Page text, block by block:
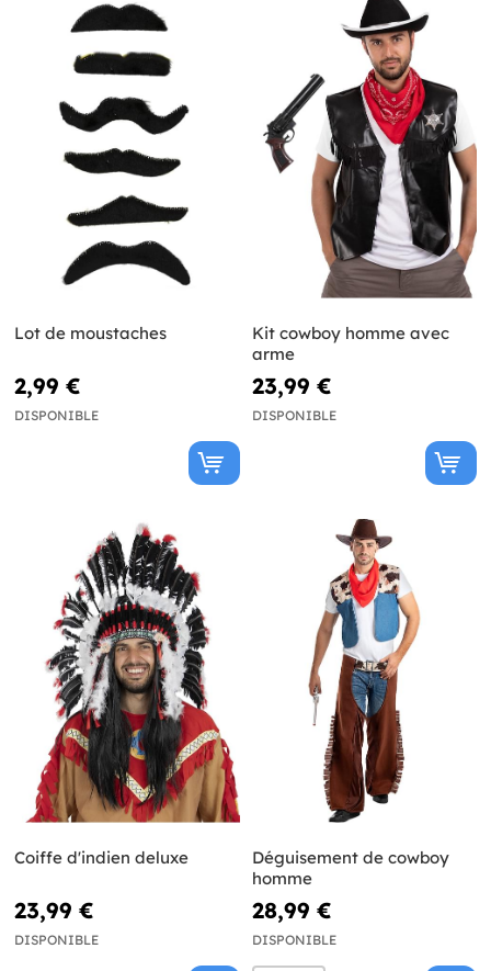
Lot de moustaches
2,99 €
DISPONIBLE
Kit cowboy homme avec
arme
23,99 €
DISPONIBLE
Coiffe d'indien deluxe
23,99 €
DISPONIBLE
Déguisement de cowboy
homme
28,99 €
DISPONIBLE